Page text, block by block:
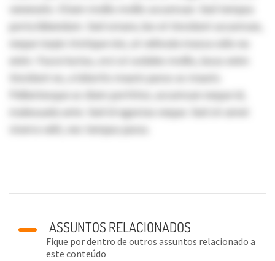
venenatis. Etiam mollis mollis accumsan. Sed tempus
porta bibendum. Sed ornare, leo et tincidunt accumsan,
neque turpis tristique nisi, at vehicula massa odio eu
enim. Fusce luctus, orci ut sodales mollis, lacus enim
tincidunt ex, a lobortis mauris purus ac mauris.
Pellentesque ac diam porttitor, accumsan neque id,
malesuada ante. Sed id egestas neque. Sed sit amet
viverra velit, nec tempus purus.
ASSUNTOS RELACIONADOS
Fique por dentro de outros assuntos relacionado a
este conteúdo